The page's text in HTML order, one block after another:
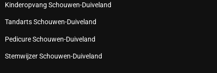
Kinderopvang Schouwen-Duiveland
Tandarts Schouwen-Duiveland
Pedicure Schouwen-Duiveland
Stemwijzer Schouwen-Duiveland